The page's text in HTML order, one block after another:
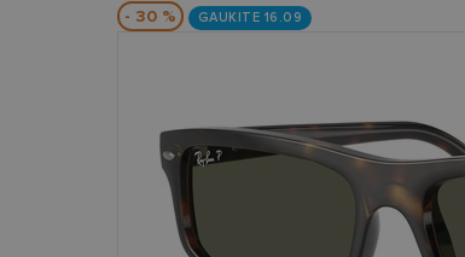
- 30 % GAUKITE 16.09